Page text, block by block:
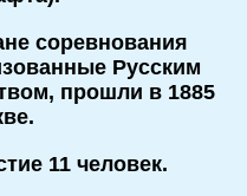
соревнования
Русским
прошли в 1885
11 человек.